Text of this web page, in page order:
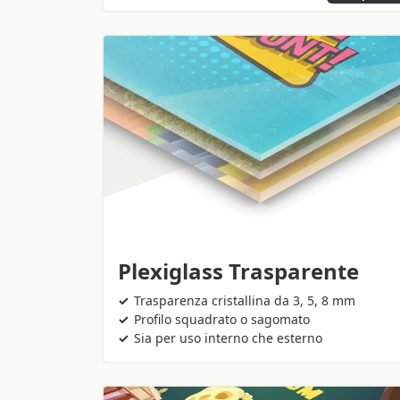
Plexiglass Trasparente
Trasparenza cristallina da 3, 5, 8 mm
Profilo squadrato o sagomato
Sia per uso interno che esterno